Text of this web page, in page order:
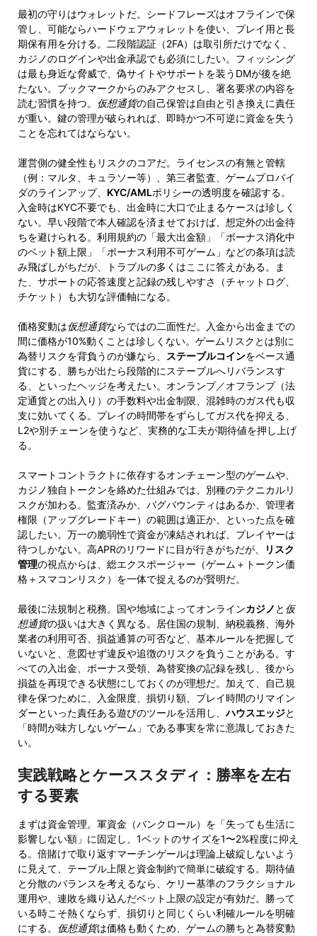
最初の守りはウォレットだ。シードフレーズはオフラインで保
管し、可能ならハードウェアウォレットを使い、プレイ用と長
期保有用を分ける。二段階認証（2FA）は取引所だけでなく、
カジノのログインや出金承認でも必須にしたい。フィッシング
は最も身近な脅威で、偽サイトやサポートを装うDMが後を絶
たない。ブックマークからのみアクセスし、署名要求の内容を
読む習慣を持つ。 仮想通貨の自己保管は自由と引き換えに責任
が重い。鍵の管理が破られれば、即時かつ不可逆に資金を失う
ことを忘れてはならない。
運営側の健全性もリスクのコアだ。ライセンスの有無と管轄
（例：マルタ、キュラソー等）、第三者監査、ゲームプロバイ
ダのラインアップ、 KYC/AMLポリシーの透明度を確認する。
入金時はKYC不要でも、出金時に大口で止まるケースは珍しく
ない。早い段階で本人確認を済ませておけば、想定外の出金待
ちを避けられる。利用規約の「最大出金額」「ボーナス消化中
のベット額上限」「ボーナス利用不可ゲーム」などの条項は読
み飛ばしがちだが、トラブルの多くはここに答えがある。ま
た、サポートの応答速度と記録の残しやすさ（チャットログ、
チケット）も大切な評価軸になる。
価格変動は仮想通貨ならではの二面性だ。入金から出金までの
間に価格が10%動くことは珍しくない。ゲームリスクとは別に
為替リスクを背負うのが嫌なら、
ステーブルコインをベース通
貨にする、勝ちが出たら段階的にステーブルへリバランスす
る、といったヘッジを考えたい。オンランプ／オフランプ（法
定通貨との出入り）の手数料や出金制限、混雑時のガス代も収
支に効いてくる。プレイの時間帯をずらしてガス代を抑える、
L2や別チェーンを使うなど、実務的な工夫が期待値を押し上げ
る。
スマートコントラクトに依存するオンチェーン型のゲームや、
カジノ独自トークンを絡めた仕組みでは、別種のテクニカルリ
スクが加わる。監査済みか、バグバウンティはあるか、管理者
権限（アップグレードキー）の範囲は適正か、といった点を確
認したい。万一の脆弱性で資金が凍結されれば、プレイヤーは
待つしかない。高APRのリワードに目が行きがちだが、
リスク
管理の視点からは、総エクスポージャー（ゲーム＋トークン価
格＋スマコンリスク）を一体で捉えるのが賢明だ。
最後に法規制と税務。国や地域によってオンラインカジノ と 仮
想通貨の扱いは大きく異なる。居住国の規制、納税義務、海外
業者の利用可否、損益通算の可否など、基本ルールを把握して
いないと、意図せず違反や追徴のリスクを負うことがある。す
べての入出金、ボーナス受領、為替変換の記録を残し、後から
損益を再現できる状態にしておくのが理想だ。加えて、自己規
律を保つために、入金限度、損切り額、プレイ時間のリマイン
ダーといった責任ある遊びのツールを活用し、ハウスエッジと
「時間が味方しないゲーム」である事実を常に意識しておきた
い。
実践戦略とケーススタディ：勝率を左右
する要素
まずは資金管理。軍資金（バンクロール）を「失っても生活に
影響しない額」に固定し、1ベットのサイズを1〜2%程度に抑え
る。倍賭けで取り返すマーチンゲールは理論上破綻しないよう
に見えて、テーブル上限と資金制約で簡単に破綻する。期待値
と分散のバランスを考えるなら、ケリー基準のフラクショナル
運用や、連敗を織り込んだベット上限の設定が有効だ。勝って
いる時こそ熱くならず、損切りと同じくらい利確ルールを明確
にする。 仮想通貨は価格も動くため、ゲームの勝ちと為替変動